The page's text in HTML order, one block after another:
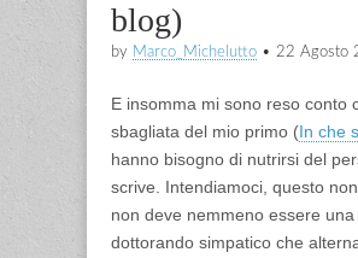
blog)
by Marco_Michelutto • 22 Agosto
E insomma mi sono reso conto
sbagliata del mio primo (In che
hanno bisogno di nutrirsi del
scrive. Intendiamoci, questo
non deve nemmeno essere
dottorando simpatico che